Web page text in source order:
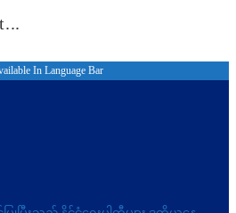
In Language Bar